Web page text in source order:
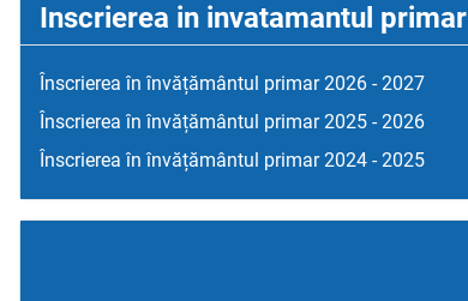
Inscrierea in invatamantul primar
Înscrierea în învățământul primar 2026 - 2027
Înscrierea în învățământul primar 2025 - 2026
Înscrierea în învățământul primar 2024 - 2025